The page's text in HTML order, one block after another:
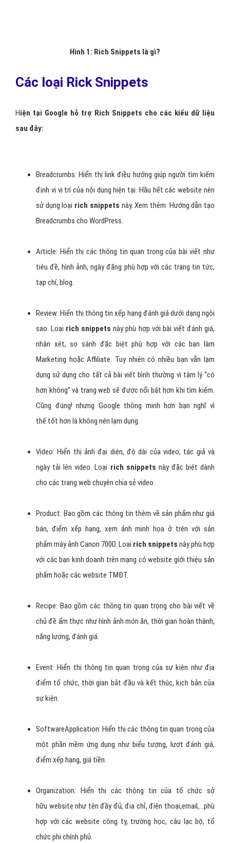
Hình 1: Rich Snippets là gì?
Các loại Rick Snippets
Hiện tại Google hỗ trợ Rich Snippets cho các kiểu dữ liệu
sau đây:
Breadcrumbs: Hiển thị link điều hướng giúp người tìm kiếm
định vị vị trí của nội dung hiện tại. Hầu hết các website nên
sử dụng loại rich snippets này. Xem thêm: Hướng dẫn tạo
Breadcrumbs cho WordPress.
Article: Hiển thị các thông tin quan trọng của bài viết như
tiêu đề, hình ảnh, ngày đăng phù hợp với các trang tin tức,
tạp chí, blog.
Review: Hiển thị thông tin xếp hạng đánh giá dưới dạng ngôi
sao. Loại rich snippets này phù hợp với bài viết đánh giá,
nhận xét, so sánh đặc biệt phù hợp với các bạn làm
Marketing hoặc Affiliate. Tuy nhiên có nhiều bạn vẫn lạm
dụng sử dụng cho tất cả bài viết bình thường vì tâm lý “có
hơn không” và trang web sẽ được nổi bật hơn khi tìm kiếm.
Cũng đúng! nhưng Google thông minh hơn bạn nghĩ vì
thế tốt hơn là không nên lạm dụng.
Video: Hiển thị ảnh đại diện, độ dài của video, tác giả và
ngày tải lên video. Loại rich snippets này đặc biệt dành
cho các trang web chuyên chia sẻ video.
Product: Bao gồm các thông tin thêm về sản phẩm như giá
bán, điểm xếp hạng, xem ảnh minh họa ở trên với sản
phẩm máy ảnh Canon 700D. Loại rich snippets này phù hợp
với các bạn kinh doanh trên mạng có website giới thiệu sản
phẩm hoặc các website TMĐT.
Recipe: Bao gồm các thông tin quan trọng cho bài viết về
chủ đề ẩm thực như hình ảnh món ăn, thời gian hoàn thành,
năng lượng, đánh giá.
Event: Hiển thị thông tin quan trọng của sự kiện như địa
điểm tổ chức, thời gian bắt đầu và kết thúc, kịch bản của
sự kiện.
SoftwareApplication: Hiển thị các thông tin quan trọng của
một phần mềm ứng dụng như biểu tượng, lượt đánh giá,
điểm xếp hạng, giá tiền.
Organization: Hiển thị các thông tin của tổ chức sở
hữu website như tên đầy đủ, địa chỉ, điện thoại,email,…phù
hợp với các website công ty, trường học, câu lạc bộ, tổ
chức phi chính phủ.